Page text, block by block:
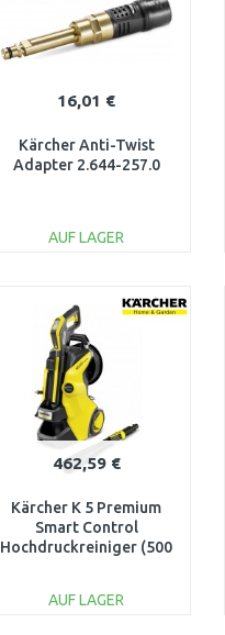
16,01 €
Kärcher Anti-Twist
Adapter 2.644-257.0
AUF LAGER
Vergleichen
462,59 €
Kärcher K 5 Premium
Smart Control
Hochdruckreiniger (500
AUF LAGER